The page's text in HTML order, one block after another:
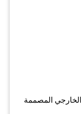
المصممة